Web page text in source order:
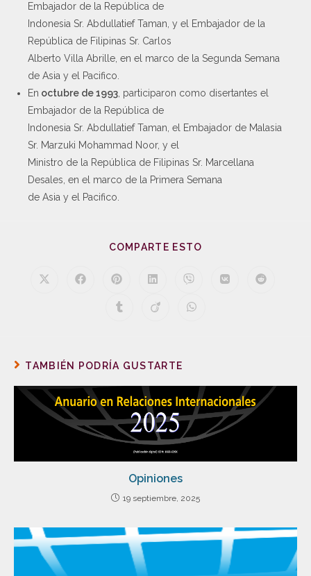
Embajador de la República de
Indonesia Sr. Abdullatief Taman, y el Embajador de la
República de Filipinas Sr. Carlos
Alberto Villa Abrille, en el marco de la Segunda Semana
de Asia y el Pacifico.
En octubre de 1993 , participaron como disertantes el
Embajador de la República de
Indonesia Sr. Abdullatief Taman, el Embajador de Malasia
Sr. Marzuki Mohammad Noor, y el
Ministro de la República de Filipinas Sr. Marcellana
Desales, en el marco de la Primera Semana
de Asia y el Pacifico.
COMPARTE ESTO
TAMBIÉN PODRÍA GUSTARTE
Opiniones
19 septiembre, 2025